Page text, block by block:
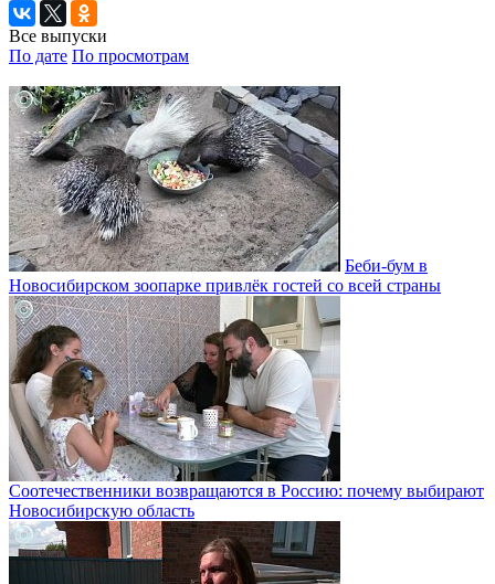
Все выпуски
По дате По просмотрам
Беби-бум в
Новосибирском зоопарке привлёк гостей со всей страны
Соотечественники возвращаются в Россию: почему выбирают
Новосибирскую область